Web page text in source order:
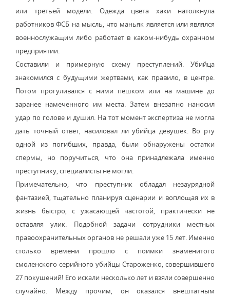
или третьей модели. Одежда цвета хаки натолкнула
работников ФСБ на мысль, что маньяк является или являлся
военнослужащим либо работает в каком-нибудь охранном
предприятии.
Составили и примерную схему преступлений. Убийца
знакомился с будущими жертвами, как правило, в центре.
Потом прогуливался с ними пешком или на машине до
заранее намеченного им места. Затем внезапно наносил
удар по голове и душил. На тот момент экспертиза не могла
дать точный ответ, насиловал ли убийца девушек. Во рту
одной из погибших, правда, были обнаружены остатки
спермы, но поручиться, что она принадлежала именно
преступнику, специалисты не могли.
Примечательно, что преступник обладал незаурядной
фантазией, тщательно планируя сценарии и воплощая их в
жизнь быстро, с ужасающей частотой, практически не
оставляя улик. Подобной задачи сотрудники местных
правоохранительных органов не решали уже 15 лет. Именно
столько времени прошло с поимки знаменитого
смоленского серийного убийцы Староженко, совершившего
27 покушений! Его искали несколько лет и взяли совершенно
случайно. Между прочим, он оказался внештатным